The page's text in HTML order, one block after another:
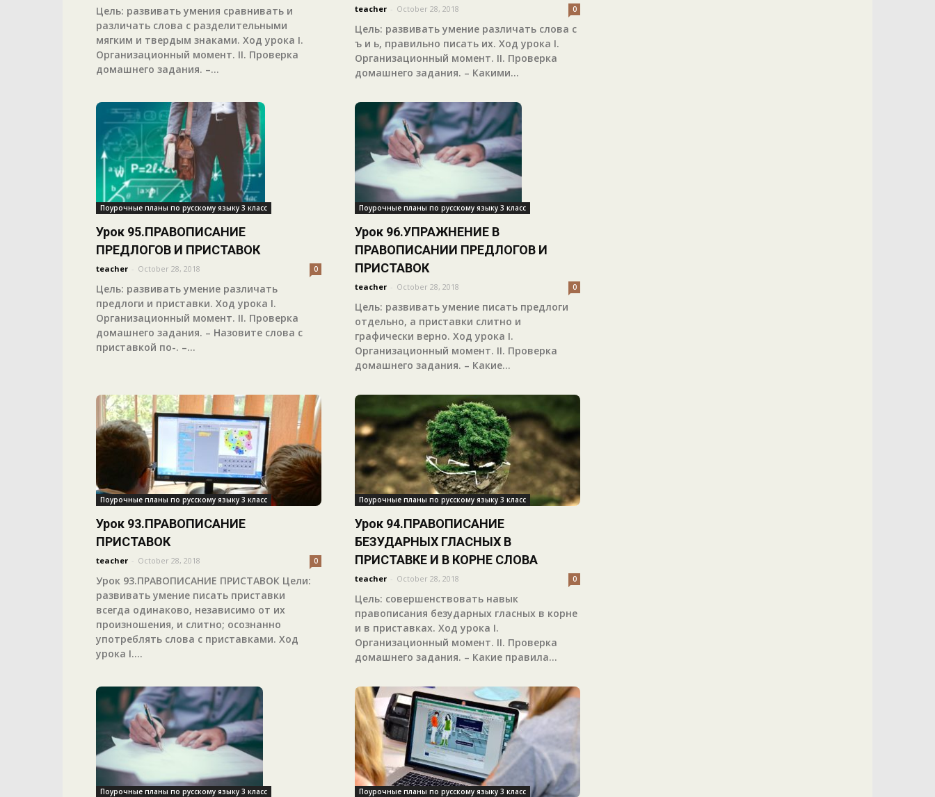
Цель: развивать умения сравнивать и
различать слова с разделительными
мягким и твердым знаками. Ход урока I.
Организационный момент. II. Проверка
домашнего задания. –...
teacher - October 28, 2018 0
Цель: развивать умение различать слова с
ъ и ь, правильно писать их. Ход урока I.
Организационный момент. II. Проверка
домашнего задания. – Какими...
Поурочные планы по русскому языку 3 класс
Урок 95.ПРАВОПИСАНИЕ
ПРЕДЛОГОВ И ПРИСТАВОК
teacher - October 28, 2018 0
Цель: развивать умение различать
предлоги и приставки. Ход урока I.
Организационный момент. II. Проверка
домашнего задания. – Назовите слова с
приставкой по-. –...
Поурочные планы по русскому языку 3 класс
Урок 96.УПРАЖНЕНИЕ В
ПРАВОПИСАНИИ ПРЕДЛОГОВ И
ПРИСТАВОК
teacher - October 28, 2018 0
Цель: развивать умение писать предлоги
отдельно, а приставки слитно и
графически верно. Ход урока I.
Организационный момент. II. Проверка
домашнего задания. – Какие...
Поурочные планы по русскому языку 3 класс
Урок 93.ПРАВОПИСАНИЕ
ПРИСТАВОК
teacher - October 28, 2018 0
Урок 93.ПРАВОПИСАНИЕ ПРИСТАВОК Цели:
развивать умение писать приставки
всегда одинаково, независимо от их
произношения, и слитно; осознанно
употреблять слова с приставками. Ход
урока I....
Поурочные планы по русскому языку 3 класс
Урок 94.ПРАВОПИСАНИЕ
БЕЗУДАРНЫХ ГЛАСНЫХ В
ПРИСТАВКЕ И В КОРНЕ СЛОВА
teacher - October 28, 2018 0
Цель: совершенствовать навык
правописания безударных гласных в корне
и в приставках. Ход урока I.
Организационный момент. II. Проверка
домашнего задания. – Какие правила...
Поурочные планы по русскому языку 3 класс Поурочные планы по русскому языку 3 класс